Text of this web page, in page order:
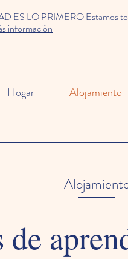
ES LO PRIMERO Estamos
información
Hogar Alojamiento